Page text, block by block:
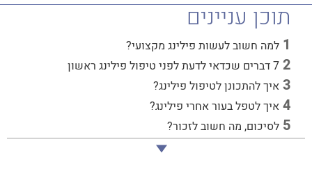
תוכן עניינים
למה חשוב לעשות פילינג מקצועי?
7 דברים שכדאי לדעת לפני טיפול פילינג ראשון
איך להתכונן לטיפול פילינג?
איך לטפל בעור אחרי פילינג?
לסיכום, מה חשוב לזכור?